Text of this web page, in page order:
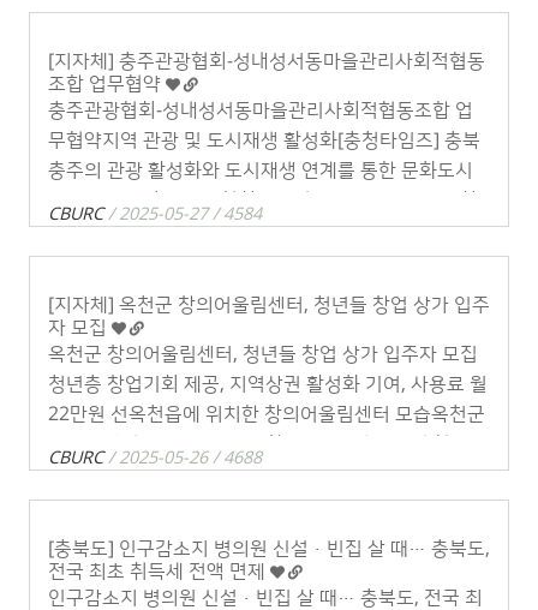
[지자체] 충주관광협회-성내성서동마을관리사회적협동
조합 업무협약
충주관광협회-성내성서동마을관리사회적협동조합 업
무협약지역 관광 및 도시재생 활성화[충청타임즈] 충북
충주의 관광 활성화와 도시재생 연계를 통한 문화도시
적협동조합이 손을 맞잡았다.충주관광협회(회장 오대
호)와 . . .
CBURC/ 2025-05-27 / 4584
[지자체] 옥천군 창의어울림센터, 청년들 창업 상가 입주
자 모집
옥천군 창의어울림센터, 청년들 창업 상가 입주자 모집
청년층 창업기회 제공, 지역상권 활성화 기여, 사용료 월
22만원 선옥천읍에 위치한 창의어울림센터 모습옥천군
가' 4개 호실에 대해 입주자를 모집한다고 . . .
CBURC/ 2025-05-26 / 4688
[충북도] 인구감소지 병의원 신설·빈집 살 때… 충북도,
전국 최초 취득세 전액 면제
인구감소지 병의원 신설·빈집 살 때… 충북도, 전국 최